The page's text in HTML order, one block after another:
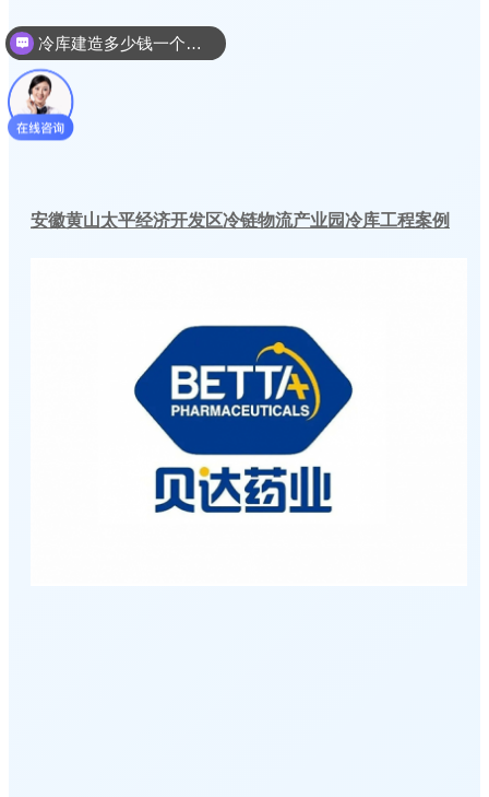
安徽黄山太平经济开发区冷链物流产业园冷库工程案例
冷库建造设计方案